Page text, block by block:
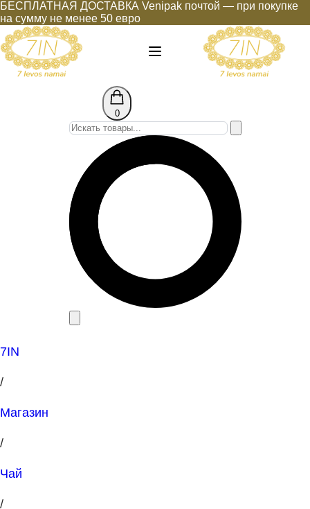
БЕСПЛАТНАЯ ДОСТАВКА Venipak почтой — при покупке
на сумму не менее 50 евро
0
7IN
/
Магазин
/
Чай
/